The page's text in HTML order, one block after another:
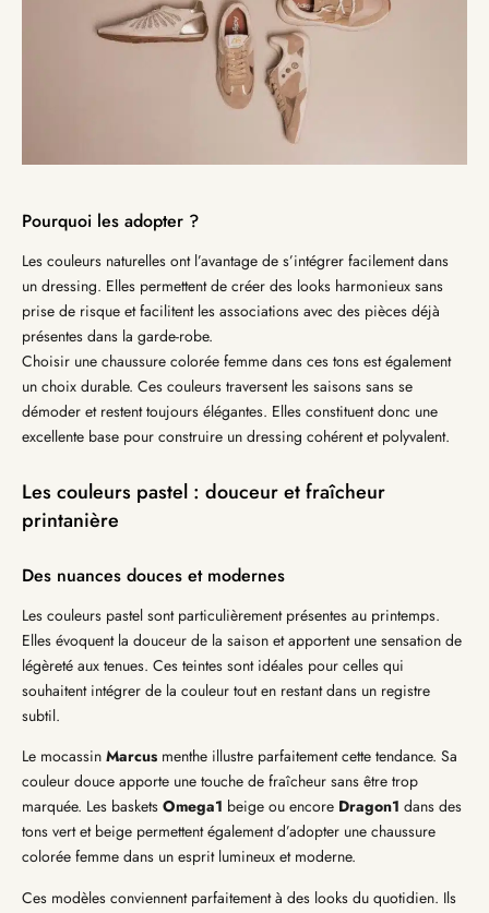
Pourquoi les adopter ?
Les couleurs naturelles ont l’avantage de s’intégrer facilement dans
un dressing. Elles permettent de créer des looks harmonieux sans
prise de risque et facilitent les associations avec des pièces déjà
présentes dans la garde-robe.
Choisir une chaussure colorée femme dans ces tons est également
un choix durable. Ces couleurs traversent les saisons sans se
démoder et restent toujours élégantes. Elles constituent donc une
excellente base pour construire un dressing cohérent et polyvalent.
Les couleurs pastel : douceur et fraîcheur
printanière
Des nuances douces et modernes
Les couleurs pastel sont particulièrement présentes au printemps.
Elles évoquent la douceur de la saison et apportent une sensation de
légèreté aux tenues. Ces teintes sont idéales pour celles qui
souhaitent intégrer de la couleur tout en restant dans un registre
subtil.
Le mocassin Marcus menthe illustre parfaitement cette tendance. Sa
couleur douce apporte une touche de fraîcheur sans être trop
marquée. Les baskets Omega1 beige ou encore Dragon1 dans des
tons vert et beige permettent également d’adopter une chaussure
colorée femme dans un esprit lumineux et moderne.
Ces modèles conviennent parfaitement à des looks du quotidien. Ils